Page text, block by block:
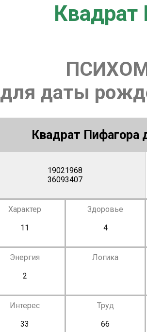
Квадрат
для даты
Квадрат Пифагора
19021968
36093407
Характер
11
Здоровье
4
Энергия
2
Логика
Интерес
33
Труд
66